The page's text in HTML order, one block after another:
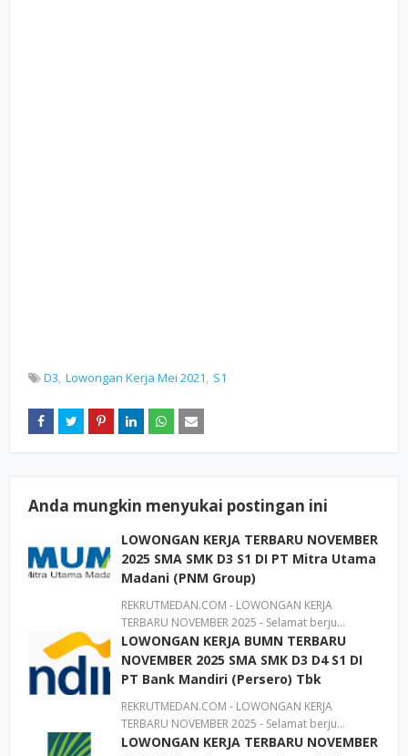
D3 Lowongan Kerja Mei 2021 S1
Anda mungkin menyukai postingan ini
LOWONGAN KERJA TERBARU NOVEMBER
2025 SMA SMK D3 S1 DI PT Mitra Utama
Madani (PNM Group)
REKRUTMEDAN.COM - LOWONGAN KERJA
TERBARU NOVEMBER 2025 - Selamat berju…
LOWONGAN KERJA BUMN TERBARU
NOVEMBER 2025 SMA SMK D3 D4 S1 DI
PT Bank Mandiri (Persero) Tbk
REKRUTMEDAN.COM - LOWONGAN KERJA
TERBARU NOVEMBER 2025 - Selamat berju…
LOWONGAN KERJA TERBARU NOVEMBER